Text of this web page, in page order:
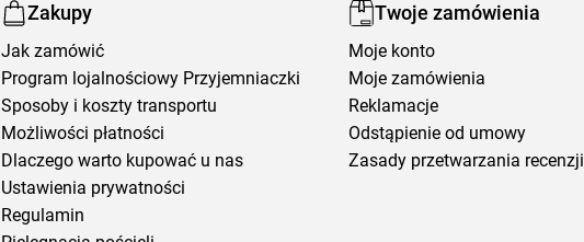
Zakupy
Jak zamówić
Program lojalnościowy Przyjemniaczki
Sposoby i koszty transportu
Możliwości płatności
Dlaczego warto kupować u nas
Ustawienia prywatności
Regulamin
Twoje zamówienia
Moje konto
Moje zamówienia
Reklamacje
Odstąpienie od umowy
Zasady przetwarzania recenzji